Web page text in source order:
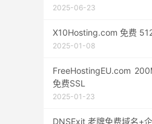
2025-06-23
X10Hosting.com 免费
2025-01-08
FreeHostingEU.com
免费SSL
2025-01-23
DNSExit 老牌免费域名+